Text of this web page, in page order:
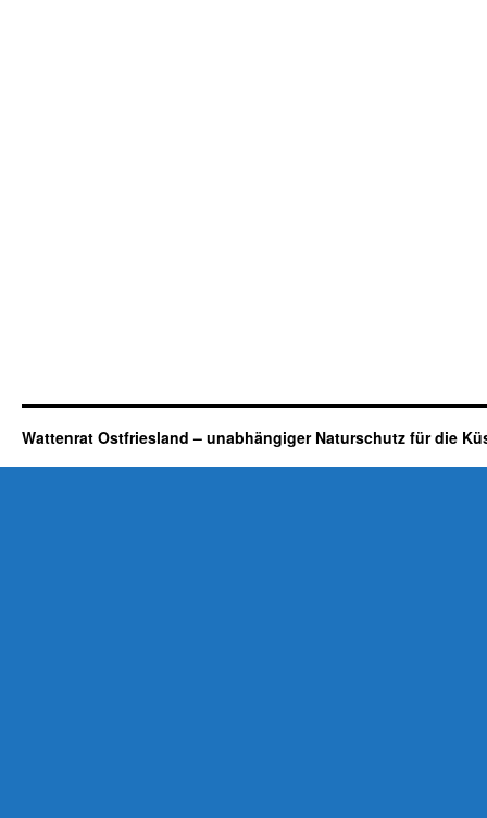
Wattenrat Ostfriesland – unabhängiger Naturschutz für die